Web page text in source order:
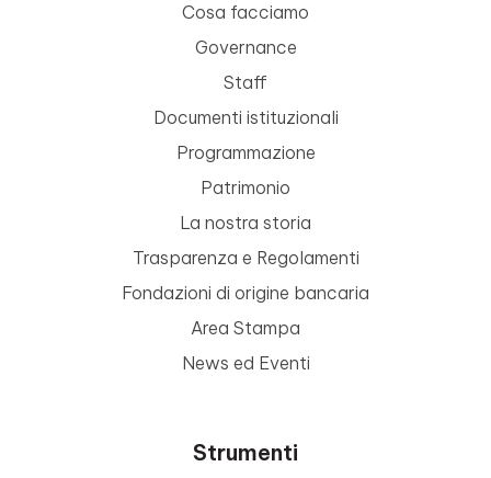
Cosa facciamo
Governance
Staff
Documenti istituzionali
Programmazione
Patrimonio
La nostra storia
Trasparenza e Regolamenti
Fondazioni di origine bancaria
Area Stampa
News ed Eventi
Strumenti